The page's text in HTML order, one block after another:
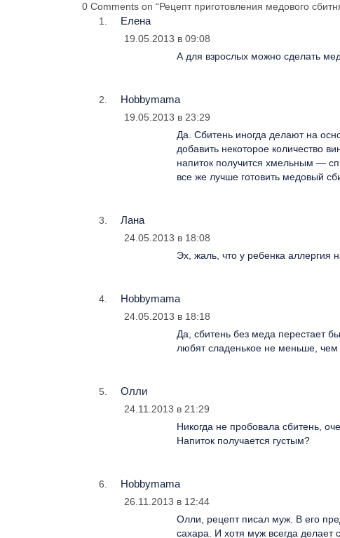
0 Comments on “Рецепт приготовления медового
Елена
19.05.2013 в 09:08
А для взрослых можно сделать
Hobbymama
19.05.2013 в 23:29
Да. Сбитень иногда делают на
добавить некоторое количество
напиток получится хмельным —
все же лучше готовить медовый
Лана
24.05.2013 в 18:08
Эх, жаль, что у ребенка аллергия
Hobbymama
24.05.2013 в 18:18
Да, сбитень без меда перестает
любят сладенькое не меньше, чем
Олли
24.11.2013 в 21:29
Никогда не пробовала сбитень,
Напиток получается густым?
Hobbymama
26.11.2013 в 12:44
Олли, рецепт писал муж. В его
сахара. И хотя муж всегда делает